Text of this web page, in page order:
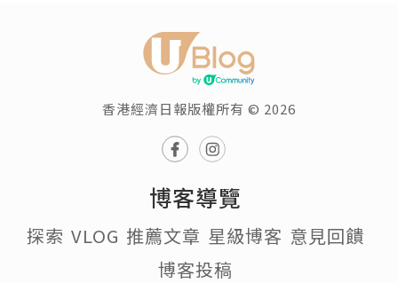
香港經濟日報版權所有 © 2026
博客導覽
探索 VLOG 推薦文章 星級博客 意見回饋
博客投稿